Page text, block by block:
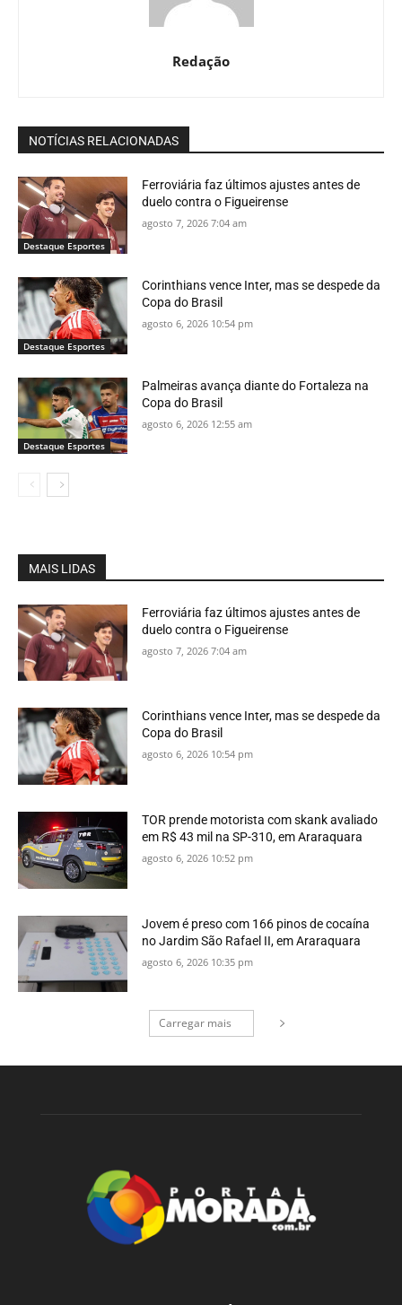
Redação
NOTÍCIAS RELACIONADAS
Destaque Esportes
Ferroviária faz últimos ajustes antes de
duelo contra o Figueirense
agosto 7, 2026 7:04 am
Destaque Esportes
Corinthians vence Inter, mas se despede da
Copa do Brasil
agosto 6, 2026 10:54 pm
Destaque Esportes
Palmeiras avança diante do Fortaleza na
Copa do Brasil
agosto 6, 2026 12:55 am
MAIS LIDAS
Ferroviária faz últimos ajustes antes de
duelo contra o Figueirense
agosto 7, 2026 7:04 am
Corinthians vence Inter, mas se despede da
Copa do Brasil
agosto 6, 2026 10:54 pm
TOR prende motorista com skank avaliado
em R$ 43 mil na SP-310, em Araraquara
agosto 6, 2026 10:52 pm
Jovem é preso com 166 pinos de cocaína
no Jardim São Rafael II, em Araraquara
agosto 6, 2026 10:35 pm
Carregar mais